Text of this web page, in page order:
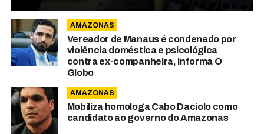
AMAZONAS
Vereador de Manaus é condenado por
violência doméstica e psicológica
contra ex-companheira, informa O
Globo
AMAZONAS
Mobiliza homologa Cabo Daciolo como
candidato ao governo do Amazonas